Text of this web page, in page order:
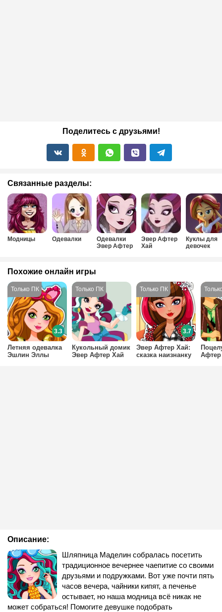
Поделитесь с друзьями!
Связанные разделы:
Модницы Одевалки
Одевалки
Эвер Афтер
Эвер Афтер
Хай
Куклы для
девочек
Описание:
Шляпница Маделин собралась посетить
традиционное вечернее чаепитие со своими
друзьями и подружками. Вот уже почти пять
часов вечера, чайники кипят, а печенье
остывает, но наша модница всё никак не
может собраться! Помогите девушке подобрать
Похожие онлайн игры
Летняя одевалка
Эшлин Эллы
3.3
Кукольный домик
Эвер Афтер Хай
Эвер Афтер Хай:
сказка наизнанку
3.7